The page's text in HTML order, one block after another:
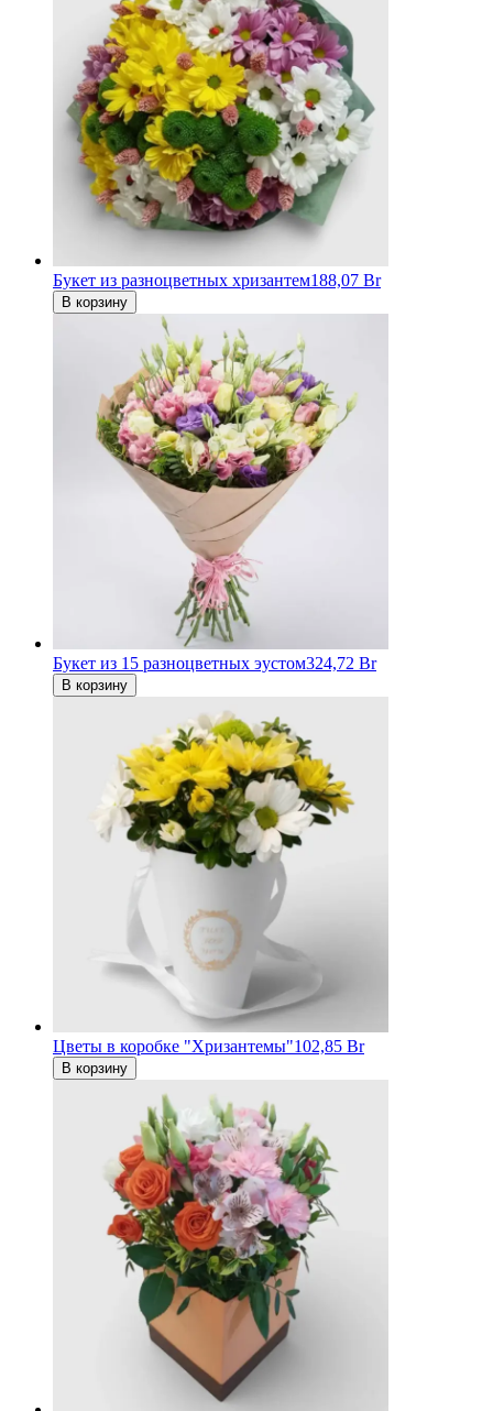
Букет из разноцветных хризантем188,07 Br
В корзину
Букет из 15 разноцветных эустом324,72 Br
В корзину
Цветы в коробке "Хризантемы"102,85 Br
В корзину